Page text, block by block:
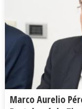
Marco Aurelio